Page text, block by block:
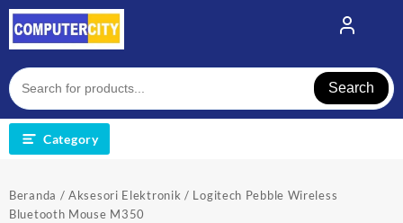
Skip
content
Search
Category
Beranda /Aksesori Elektronik / Logitech Pebble Wireless
Bluetooth Mouse M350